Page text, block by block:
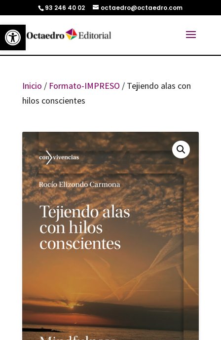
Abrir barra de herramientas
93 246 40 02 octaedro@octaedro.com
Inicio / Formato-IMPRESO / Tejiendo alas con
hilos conscientes